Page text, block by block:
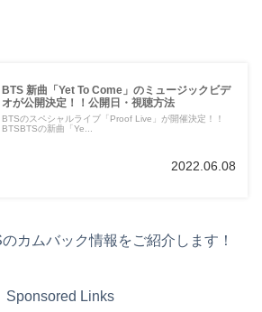
BTS 新曲「Yet To Come」のミュージックビデ
オが公開決定！！公開日・視聴方法
BTSのスペシャルライブ「Proof Live」が開催決定！！
BTSBTSの新曲「Ye...
2022.06.08
カムバック情報をご紹介します！
Sponsored Links